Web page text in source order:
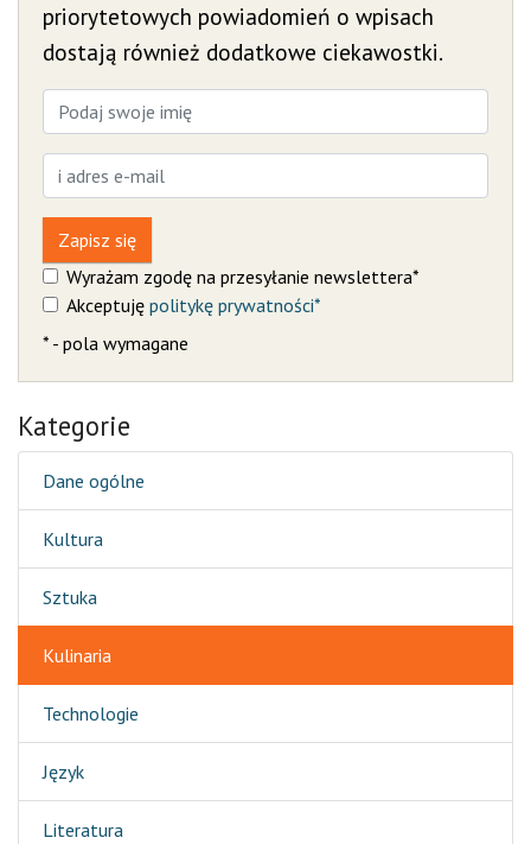
priorytetowych powiadomień o wpisach
dostają również dodatkowe ciekawostki.
Zapisz się
Wyrażam zgodę na przesyłanie newslettera*
Akceptuję politykę prywatności*
* - pola wymagane
Kategorie
Dane ogólne
Kultura
Sztuka
Kulinaria
Technologie
Język
Literatura